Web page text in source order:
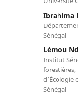
Ibrahima
Sénégal
Lémou
Institut
forestières,
d’Écologie
Sénégal